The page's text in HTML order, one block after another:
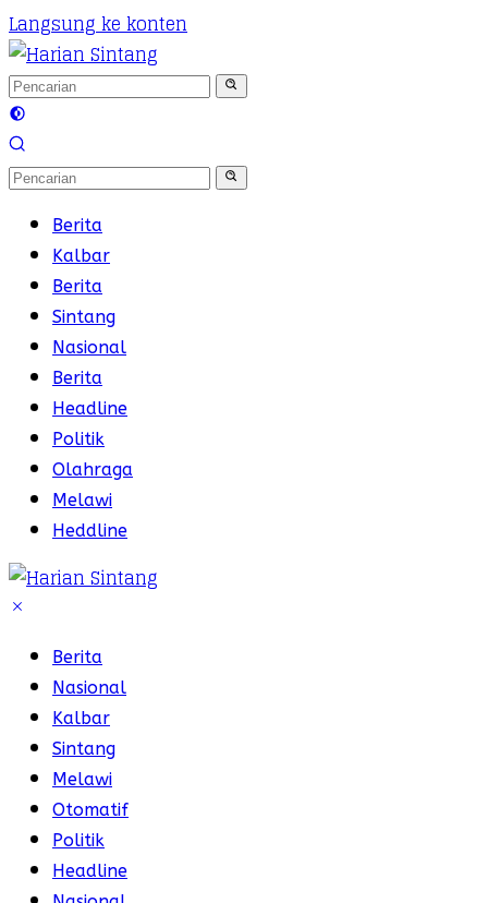
Langsung ke konten
Berita
Kalbar
Berita
Sintang
Nasional
Berita
Headline
Politik
Olahraga
Melawi
Heddline
Berita
Nasional
Kalbar
Sintang
Melawi
Otomatif
Politik
Headline